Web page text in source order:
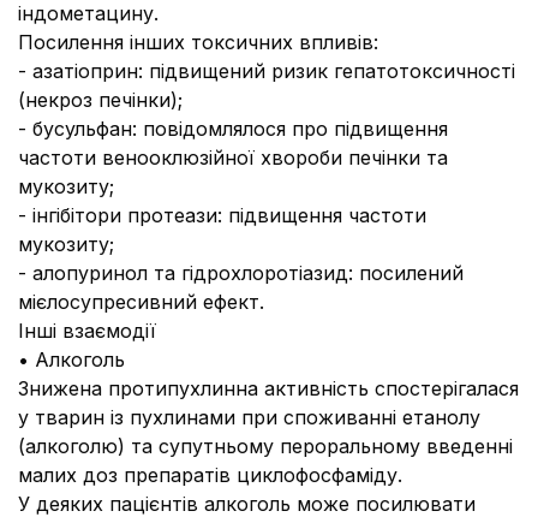
індометацину.
Посилення інших токсичних впливів:
- азатіоприн: підвищений ризик гепатотоксичності
(некроз печінки);
- бусульфан: повідомлялося про підвищення
частоти венооклюзійної хвороби печінки та
мукозиту;
- інгібітори протеази: підвищення частоти
мукозиту;
- алопуринол та гідрохлоротіазид: посилений
мієлосупресивний ефект.
Інші взаємодії
• Алкоголь
Знижена протипухлинна активність спостерігалася
у тварин із пухлинами при споживанні етанолу
(алкоголю) та супутньому пероральному введенні
малих доз препаратів циклофосфаміду.
У деяких пацієнтів алкоголь може посилювати